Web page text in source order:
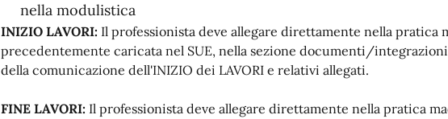
nella modulistica
INIZIO LAVORI: Il professionista deve allegare direttamente nella pratica
precedentemente caricata nel SUE, nella sezione documenti/
della comunicazione dell'INIZIO dei LAVORI e relativi allegati.
FINE LAVORI: Il professionista deve allegare direttamente nella pratica